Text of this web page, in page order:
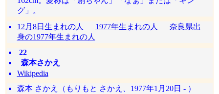
グ」。
12月8日生まれの人
1977年生まれの人
奈良県出
身の1977年生まれの人
22
森本さかえ
Wikipedia
森本 さかえ（もりもと さかえ、1977年1月20日 - ）